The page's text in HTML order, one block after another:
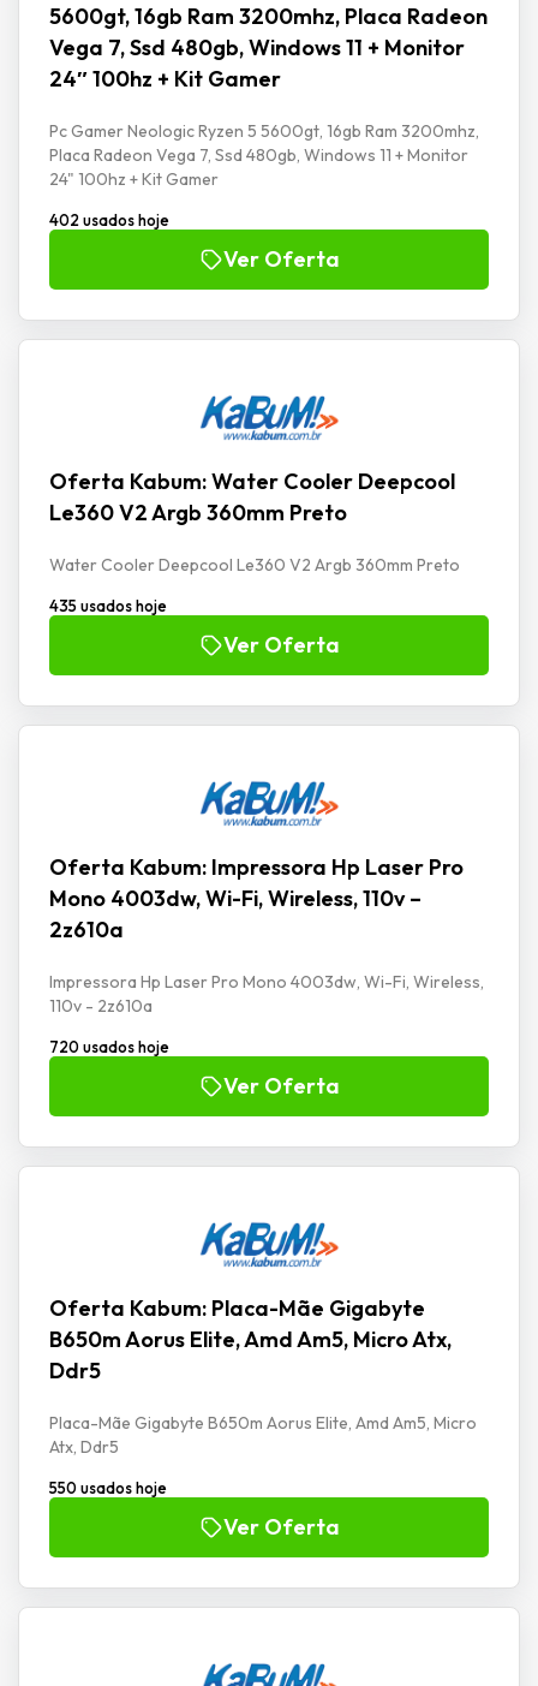
5600gt, 16gb Ram 3200mhz, Placa Radeon
Vega 7, Ssd 480gb, Windows 11 + Monitor
24″ 100hz + Kit Gamer
Pc Gamer Neologic Ryzen 5 5600gt, 16gb Ram 3200mhz,
Placa Radeon Vega 7, Ssd 480gb, Windows 11 + Monitor
24" 100hz + Kit Gamer
402 usados hoje
Ver Oferta
Oferta Kabum: Water Cooler Deepcool
Le360 V2 Argb 360mm Preto
Water Cooler Deepcool Le360 V2 Argb 360mm Preto
435 usados hoje
Ver Oferta
Oferta Kabum: Impressora Hp Laser Pro
Mono 4003dw, Wi-Fi, Wireless, 110v –
2z610a
Impressora Hp Laser Pro Mono 4003dw, Wi-Fi, Wireless,
110v - 2z610a
720 usados hoje
Ver Oferta
Oferta Kabum: Placa-Mãe Gigabyte
B650m Aorus Elite, Amd Am5, Micro Atx,
Ddr5
Placa-Mãe Gigabyte B650m Aorus Elite, Amd Am5, Micro
Atx, Ddr5
550 usados hoje
Ver Oferta